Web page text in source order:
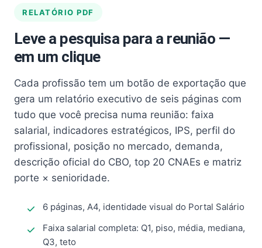
RELATÓRIO PDF
Leve a pesquisa para a reunião —
em um clique
Cada profissão tem um botão de exportação que
gera um relatório executivo de seis páginas com
tudo que você precisa numa reunião: faixa
salarial, indicadores estratégicos, IPS, perfil do
profissional, posição no mercado, demanda,
descrição oficial do CBO, top 20 CNAEs e matriz
porte × senioridade.
6 páginas, A4, identidade visual do Portal Salário
Faixa salarial completa: Q1, piso, média, mediana,
Q3, teto